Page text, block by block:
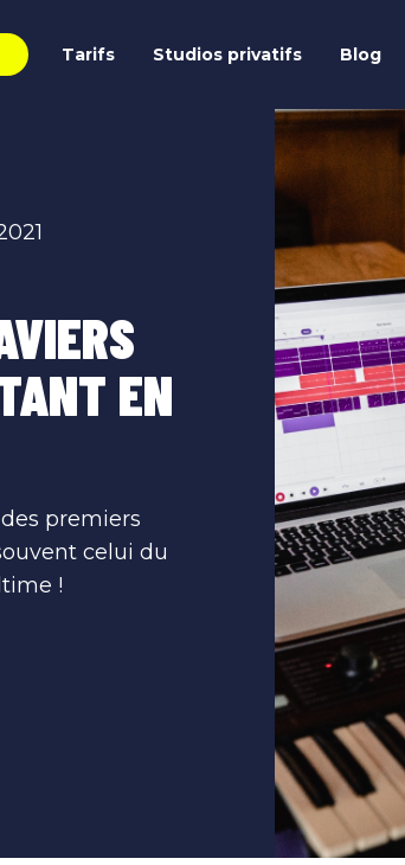
Tarifs Studios privatifs Blog
EN
premiers
celui du
!